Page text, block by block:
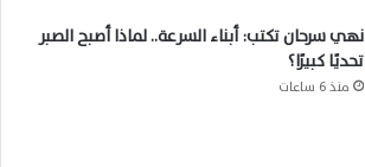
نهي سرحان تكتب: أبناء السرعة.. لماذا أصبح الصبر
تحديًا كبيرًا؟
منذ 6 ساعات